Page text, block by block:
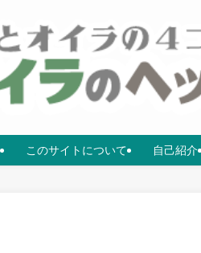
このサイトについて 自己紹介